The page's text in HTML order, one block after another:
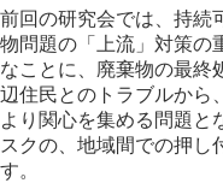
前回の研究会では、持続
物問題の「上流」対策の
なことに、廃棄物の最終
辺住民とのトラブルから
より関心を集める問題と
スクの、地域間での押し
す。